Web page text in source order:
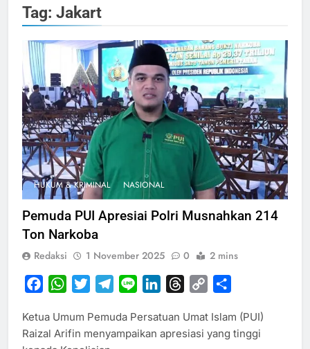
Tag: Jakart
HUKUM & KRIMINAL NASIONAL
Pemuda PUI Apresiai Polri Musnahkan 214
Ton Narkoba
Redaksi 1 November 2025 0 2 mins
FacebookWhatsApp
TwitterTelegram
Line LinkedInThreads
Copy
Ketua Umum Pemuda Persatuan Umat Islam (PUI)
Raizal Arifin menyampaikan apresiasi yang tinggi